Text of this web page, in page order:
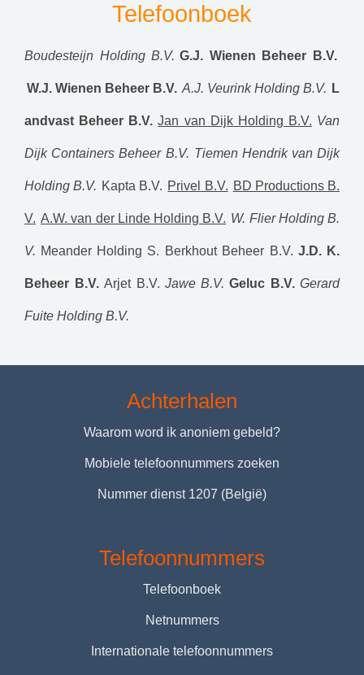
Telefoonboek
Boudesteijn Holding B.V. G.J. Wienen Beheer B.V.
W.J. Wienen Beheer B.V. A.J. Veurink Holding B.V. L
andvast Beheer B.V. Jan van Dijk Holding B.V. Van
Dijk Containers Beheer B.V. Tiemen Hendrik van Dijk
Holding B.V. Kapta B.V. Privel B.V. BD Productions B.
V. A.W. van der Linde Holding B.V. W. Flier Holding B.
V. Meander Holding S. Berkhout Beheer B.V. J.D. K.
Beheer B.V. Arjet B.V. Jawe B.V. Geluc B.V. Gerard
Fuite Holding B.V.
Achterhalen
Waarom word ik anoniem gebeld?
Mobiele telefoonnummers zoeken
Nummer dienst 1207 (België)
Telefoonnummers
Telefoonboek
Netnummers
Internationale telefoonnummers